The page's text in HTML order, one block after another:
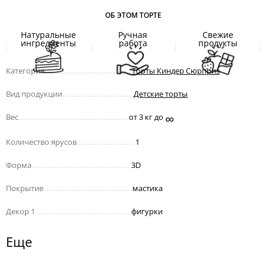
ОБ ЭТОМ ТОРТЕ
Натуральные
ингредиенты
Ручная
работа
Свежие
продукты
Категория.................................................Торты Киндер Сюрприз
Вид продукции Детские торты
Вес от 3 кг до ∞
Количество ярусов 1
Форма 3D
Покрытие мастика
Декор 1 фигурки
Еще